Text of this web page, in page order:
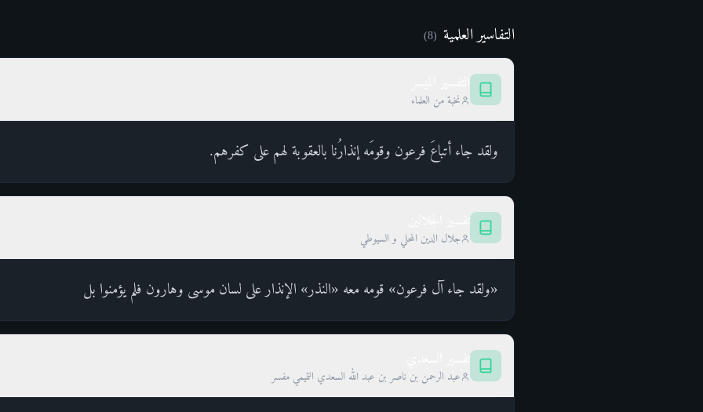
التفاسير العلمية (
8
)
نخبة من العلماء
ولقد جاء أتباعَ فرعون وقومَه إنذارُنا بالعقوبة لهم على كفرهم.
جلال الدين المحلي و السيوطي
«ولقد جاء آل فرعون» قومه معه «النذر» الإنذار على لسان موسى وهارون فلم يؤمنوا بل
عبد الرحمن بن ناصر بن عبد الله السعدي التميمي مفسر